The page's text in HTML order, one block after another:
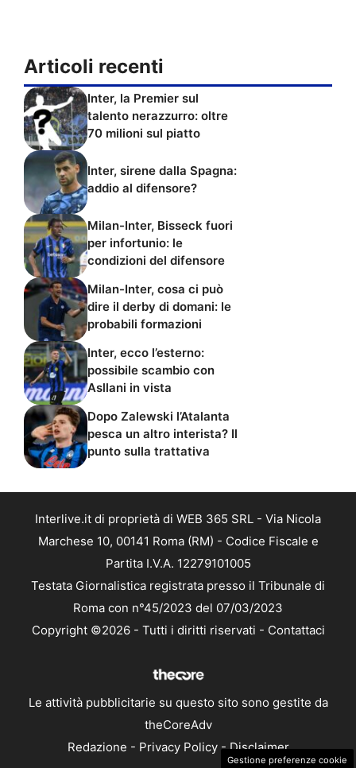
Articoli recenti
Inter, la Premier sul
talento nerazzurro: oltre
70 milioni sul piatto
Inter, sirene dalla Spagna:
addio al difensore?
Milan-Inter, Bisseck fuori
per infortunio: le
condizioni del difensore
Milan-Inter, cosa ci può
dire il derby di domani: le
probabili formazioni
Inter, ecco l’esterno:
possibile scambio con
Asllani in vista
Dopo Zalewski l’Atalanta
pesca un altro interista? Il
punto sulla trattativa
Interlive.it di proprietà di WEB 365 SRL - Via Nicola
Marchese 10, 00141 Roma (RM) - Codice Fiscale e
Partita I.V.A. 12279101005
Testata Giornalistica registrata presso il Tribunale di
Roma con n°45/2023 del 07/03/2023
Copyright ©2026 - Tutti i diritti riservati - Contattaci
Le attività pubblicitarie su questo sito sono gestite da
theCoreAdv
Redazione - Privacy Policy-Disclaimer
Gestione preferenze cookie